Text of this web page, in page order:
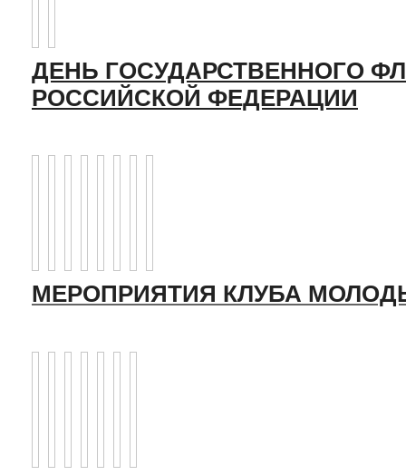
ДЕНЬ ГОСУДАРСТВЕННОГО
РОССИЙСКОЙ ФЕДЕРАЦИИ
МЕРОПРИЯТИЯ КЛУБА